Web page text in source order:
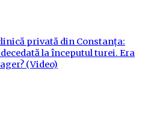
privată din Constanța:
la începutul turei. Era
(Video)